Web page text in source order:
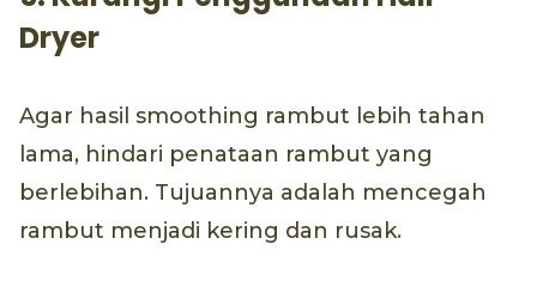
Dryer
Agar hasil smoothing rambut lebih tahan
lama, hindari penataan rambut yang
berlebihan. Tujuannya adalah mencegah
rambut menjadi kering dan rusak.